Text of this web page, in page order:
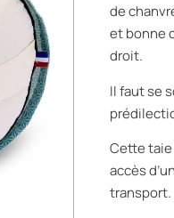
de
et bonne
droit.
Il faut se
Cette taie
accès
transport.